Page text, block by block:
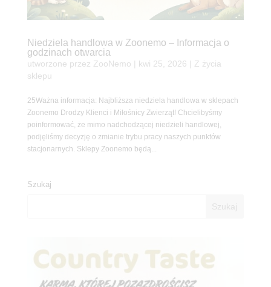
Niedziela handlowa w Zoonemo – Informacja o
godzinach otwarcia
utworzone przez ZooNemo kwi 25, 2026
Z życia
sklepu
25Ważna informacja: Najbliższa niedziela handlowa w sklepach
Zoonemo Drodzy Klienci i Miłośnicy Zwierząt! Chcielibyśmy
poinformować, że mimo nadchodzącej niedzieli handlowej,
podjęliśmy decyzję o zmianie trybu pracy naszych punktów
stacjonarnych. Sklepy Zoonemo będą...
Szukaj